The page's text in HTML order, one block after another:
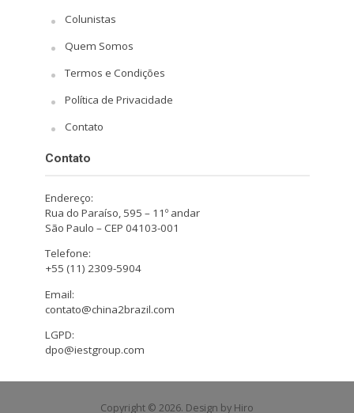
Colunistas
Quem Somos
Termos e Condições
Política de Privacidade
Contato
Contato
Endereço:
Rua do Paraíso, 595 – 11º andar
São Paulo – CEP 04103-001
Telefone:
+55 (11) 2309-5904
Email:
contato@china2brazil.com
LGPD:
dpo@iestgroup.com
Copyright © 2026. Design by Hiro